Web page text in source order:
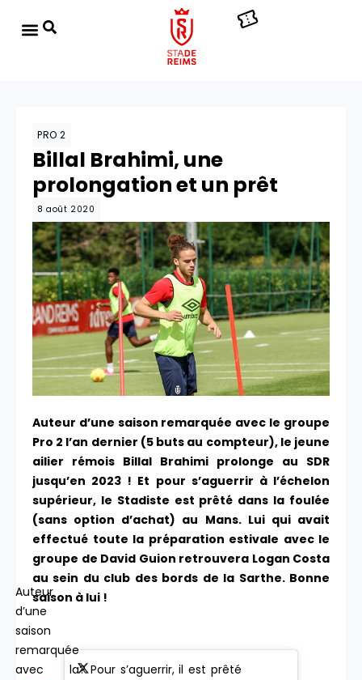
PRO 2
Billal Brahimi, une
prolongation et un prêt
8 août 2020
Auteur d’une saison remarquée avec le groupe
Pro 2 l’an dernier (5 buts au compteur), le jeune
ailier rémois Billal Brahimi prolonge au SDR
jusqu’en 2023 ! Et pour s’aguerrir à l’échelon
supérieur, le Stadiste est prêté dans la foulée
(sans option d’achat) au Mans. Lui qui avait
effectué toute la préparation estivale avec le
groupe de David Guion retrouvera Logan Costa
au sein du club des bords de la Sarthe. Bonne
saison à lui !
Auteur
d’une
saison
remarquée
avec la? Pour s’aguerrir, il est prêté